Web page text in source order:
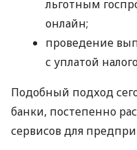
льготным
онлайн;
проведение
с уплатой
Подобный подход
банки, постепенно
сервисов для